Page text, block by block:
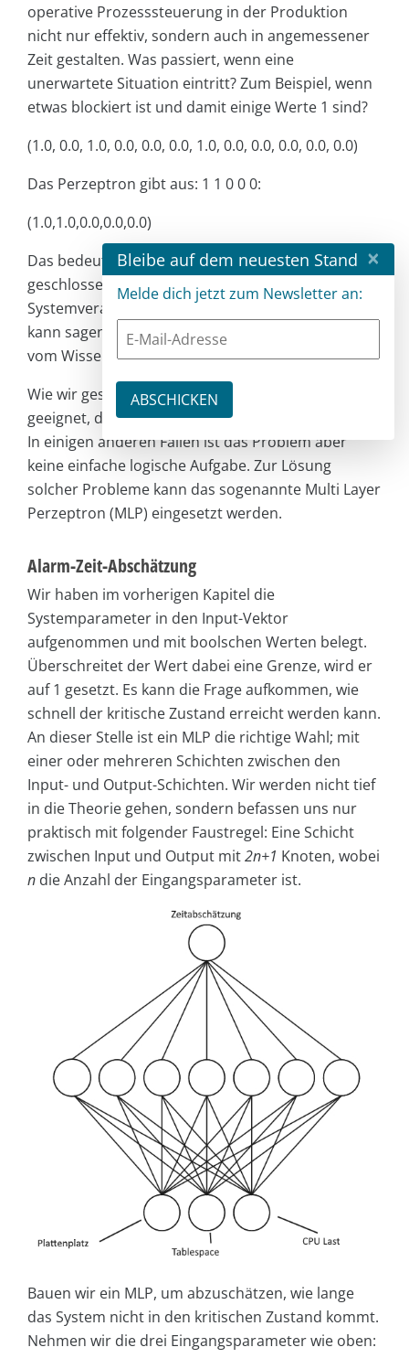
operative Prozesssteuerung in der Produktion
nicht nur effektiv, sondern auch in angemessener
Zeit gestalten. Was passiert, wenn eine
unerwartete Situation eintritt? Zum Beispiel, wenn
etwas blockiert ist und damit einige Werte 1 sind?
(1.0, 0.0, 1.0, 0.0, 0.0, 0.0, 1.0, 0.0, 0.0, 0.0, 0.0, 0.0)
Das Perzeptron gibt aus: 1 1 0 0 0:
(1.0,1.0,0.0,0.0,0.0)
Das bedeutet, es müssen die Input-Filestores
geschlossen und eine E-Mail an die
Systemverantwortlichen geschickt werden. Man
kann sagen, dass hier eine künstliche Generierung
vom Wissen stattgefunden hat.
Wie wir gesehen haben, ist das Perzeptron
geeignet, diese einfache logische Aufgabe zu lösen.
In einigen anderen Fällen ist das Problem aber
keine einfache logische Aufgabe. Zur Lösung
solcher Probleme kann das sogenannte Multi Layer
Perzeptron (MLP) eingesetzt werden.
Alarm-Zeit-Abschätzung
Wir haben im vorherigen Kapitel die
Systemparameter in den Input-Vektor
aufgenommen und mit boolschen Werten belegt.
Überschreitet der Wert dabei eine Grenze, wird er
auf 1 gesetzt. Es kann die Frage aufkommen, wie
schnell der kritische Zustand erreicht werden kann.
An dieser Stelle ist ein MLP die richtige Wahl; mit
einer oder mehreren Schichten zwischen den
Input- und Output-Schichten. Wir werden nicht tief
in die Theorie gehen, sondern befassen uns nur
praktisch mit folgender Faustregel: Eine Schicht
zwischen Input und Output mit2n+1 Knoten, wobei
n die Anzahl der Eingangsparameter ist.
Bauen wir ein MLP, um abzuschätzen, wie lange
das System nicht in den kritischen Zustand kommt.
Nehmen wir die drei Eingangsparameter wie oben:
Bleibe auf dem neuesten Stand ×
Melde dich jetzt zum Newsletter an: